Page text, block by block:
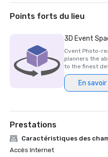
Points forts du lieu
3D Event
Cvent Photo-
planners the
to the finest
En savoir
Prestations
Caractéristiques des
Accès Internet